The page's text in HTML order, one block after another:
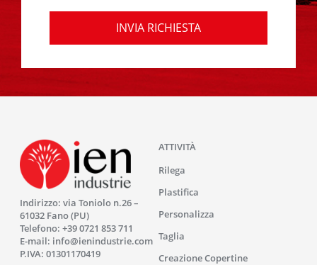
Indirizzo: via Toniolo n.26 –
61032 Fano (PU)
Telefono:+39 0721 853 711
E-mail: info@ienindustrie.com
P.IVA: 01301170419
ATTIVITÀ
Rilega
Plastifica
Personalizza
Taglia
Creazione Copertine